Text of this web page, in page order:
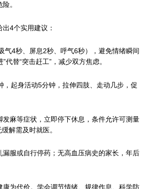
。
4个实用建议：
气4秒、屏息2秒、呼气6秒），避免情绪瞬间
替“突击赶工”，减少双方焦虑。
起身活动5分钟，拉伸四肢、走动几步，促
麻等症状，立即停下休息，条件允许可测量
解需及时就医。
服或自行停药；无高血压病史的家长，年后
为代价。学会调节情绪、规律作息、科学防